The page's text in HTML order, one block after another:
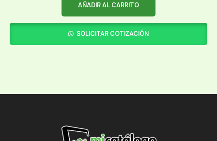
AÑADIR AL CARRITO
SOLICITAR COTIZACIÓN